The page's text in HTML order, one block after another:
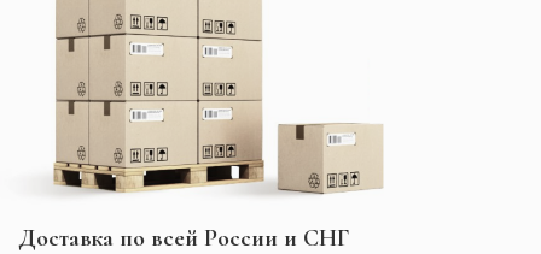
Доставка по всей России и СНГ